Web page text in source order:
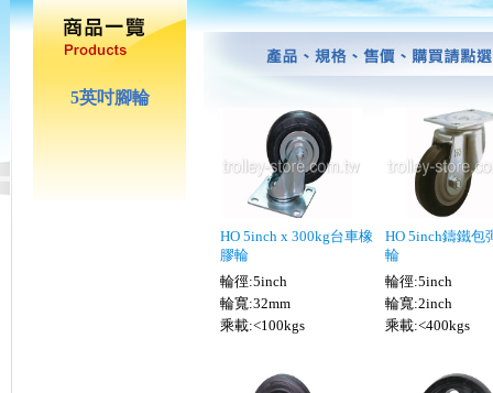
5英吋腳輪
HO 5inch x 300kg台車橡
膠輪
輪徑:5inch
輪寬:32mm
乘載:<100kgs
HO 5inch鑄鐵包
輪
輪徑:5inch
輪寬:2inch
乘載:<400kgs